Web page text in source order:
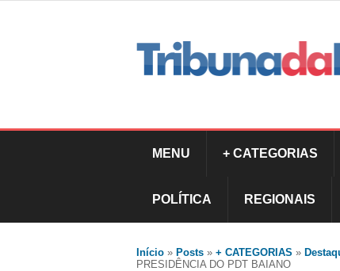
MENU + CATEGORIAS
POLÍTICA REGIONAIS
Início » Posts » + CATEGORIAS »
PRESIDÊNCIA DO PDT BAIANO